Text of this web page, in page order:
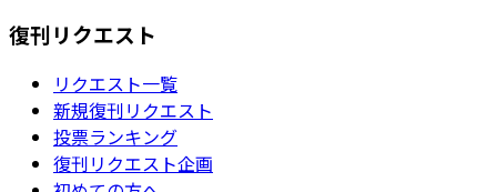
復刊リクエスト
リクエスト一覧
新規復刊リクエスト
投票ランキング
復刊リクエスト企画